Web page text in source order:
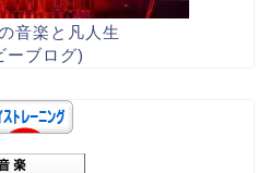
音楽と凡人生
ーブログ)